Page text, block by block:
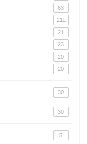
63
211
21
23
20
20
30
30
5